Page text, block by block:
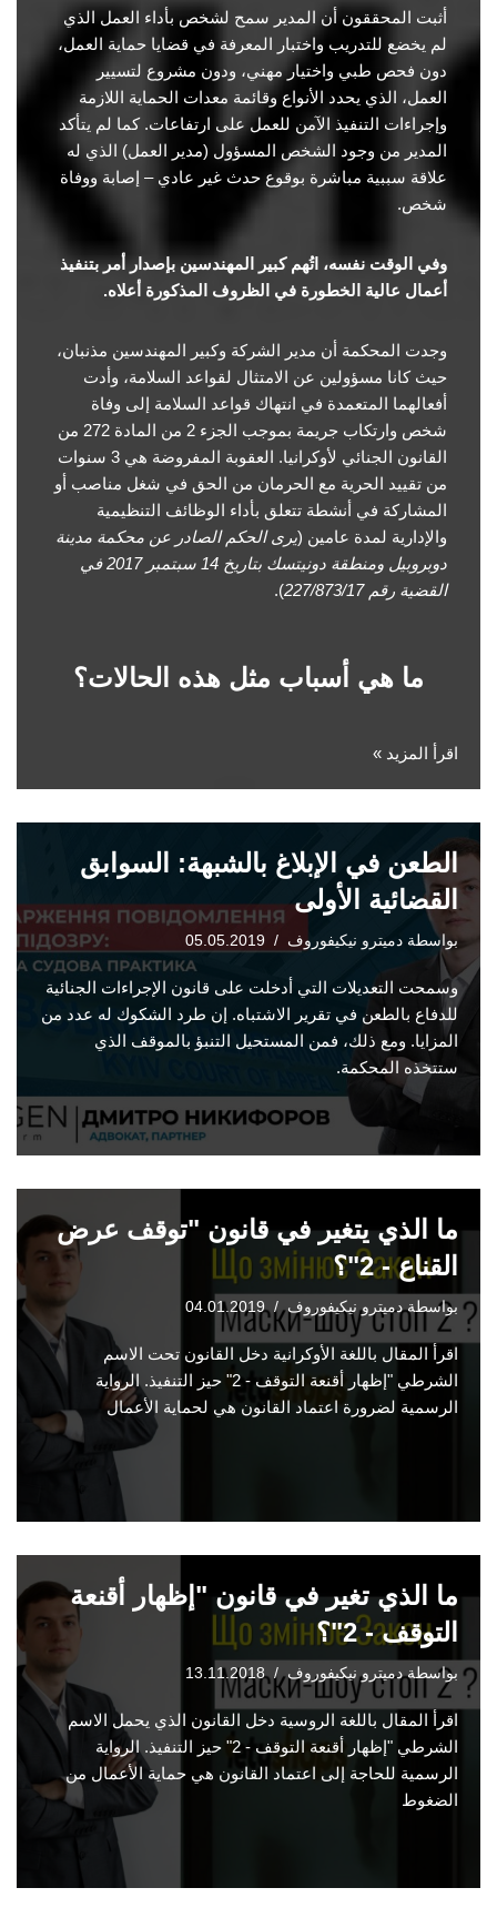
أثبت المحققون أن المدير سمح لشخص بأداء العمل الذي
لم يخضع للتدريب واختبار المعرفة في قضايا حماية العمل،
دون فحص طبي واختيار مهني، ودون مشروع لتسيير
العمل، الذي يحدد الأنواع وقائمة معدات الحماية اللازمة
وإجراءات التنفيذ الآمن للعمل على ارتفاعات. كما لم يتأكد
المدير من وجود الشخص المسؤول (مدير العمل) الذي له
علاقة سببية مباشرة بوقوع حدث غير عادي – إصابة ووفاة
شخص.
وفي الوقت نفسه، اتُهم كبير المهندسين بإصدار أمر بتنفيذ
أعمال عالية الخطورة في الظروف المذكورة أعلاه.
وجدت المحكمة أن مدير الشركة وكبير المهندسين مذنبان،
حيث كانا مسؤولين عن الامتثال لقواعد السلامة، وأدت
أفعالهما المتعمدة في انتهاك قواعد السلامة إلى وفاة
شخص وارتكاب جريمة بموجب الجزء 2 من المادة 272 من
القانون الجنائي لأوكرانيا. العقوبة المفروضة هي 3 سنوات
من تقييد الحرية مع الحرمان من الحق في شغل مناصب أو
المشاركة في أنشطة تتعلق بأداء الوظائف التنظيمية
والإدارية لمدة عامين (يرى الحكم الصادر عن محكمة مدينة
دوبروبيل ومنطقة دونيتسك بتاريخ 14 سبتمبر 2017 في
القضية رقم 227/873/17
).
ما هي أسباب مثل هذه الحالات؟
اقرأ المزيد »
الطعن في الإبلاغ بالشبهة: السوابق
القضائية الأولى
بواسطة دميترو نيكيفوروف 05.05.2019
وسمحت التعديلات التي أدخلت على قانون الإجراءات الجنائية
للدفاع بالطعن في تقرير الاشتباه. إن طرد الشكوك له عدد من
المزايا. ومع ذلك، فمن المستحيل التنبؤ بالموقف الذي
ستتخذه المحكمة.
ما الذي يتغير في قانون "توقف عرض
القناع - 2"؟
بواسطةدميترو نيكيفوروف 04.01.2019
اقرأ المقال باللغة الأوكرانية دخل القانون تحت الاسم
الشرطي "إظهار أقنعة التوقف - 2" حيز التنفيذ. الرواية
الرسمية لضرورة اعتماد القانون هي لحماية الأعمال
ما الذي تغير في قانون "إظهار أقنعة
التوقف - 2"؟
بواسطةدميترو نيكيفوروف 13.11.2018
اقرأ المقال باللغة الروسية دخل القانون الذي يحمل الاسم
الشرطي "إظهار أقنعة التوقف - 2" حيز التنفيذ. الرواية
الرسمية للحاجة إلى اعتماد القانون هي حماية الأعمال من
الضغوط